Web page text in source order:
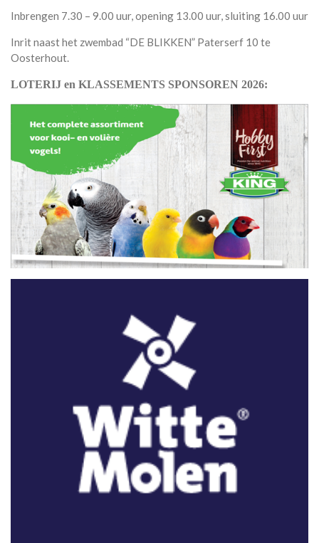
Inbrengen 7.30 – 9.00 uur, opening 13.00 uur, sluiting 16.00 uur
Inrit naast het zwembad “DE BLIKKEN” Paterserf 10 te
Oosterhout.
LOTERIJ en KLASSEMENTS SPONSOREN 2026: